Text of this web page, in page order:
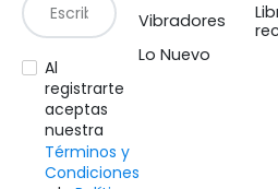
Al
registrarte
aceptas
nuestra
Términos y
Condiciones
Vibradores
Lo Nuevo